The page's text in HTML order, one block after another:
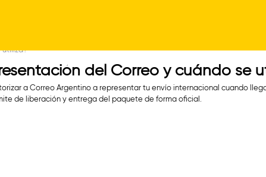
contenido
principal
utiliza?
del Correo y cuándo se
a Correo Argentino a representar tu envío internacional cuando
de liberación y entrega del paquete de forma oficial.